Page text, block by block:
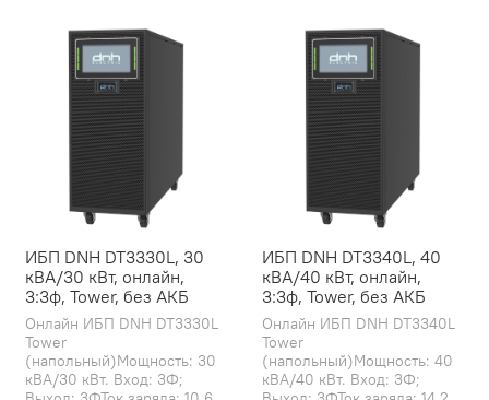
ИБП DNH DT3330L, 30
кВА/30 кВт, онлайн,
3:3ф, Tower, без АКБ
Онлайн ИБП DNH DT3330L
Tower
(напольный)Мощность: 30
кВА/30 кВт. Вход: 3Ф;
ИБП DNH DT3340L, 40
кВА/40 кВт, онлайн,
3:3ф, Tower, без АКБ
Онлайн ИБП DNH DT3340L
Tower
(напольный)Мощность: 40
кВА/40 кВт. Вход: 3Ф;